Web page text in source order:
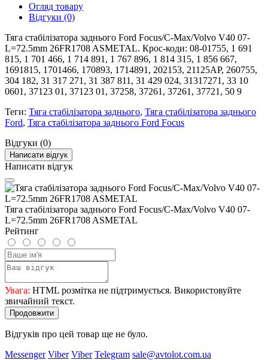
Огляд товару
Відгуки (0)
Тяга стабілізатора заднього Ford Focus/C-Max/Volvo V40 07-
L=72.5mm 26FR1708 ASMETAL. Крос-коди: 08-01755, 1 691
815, 1 701 466, 1 714 891, 1 767 896, 1 814 315, 1 856 667,
1691815, 1701466, 170893, 1714891, 202153, 21125AP, 260755,
304 182, 31 317 271, 31 387 811, 31 429 024, 31317271, 33 10
0601, 37123 01, 37123 01, 37258, 37261, 37261, 37721, 50 9
Теги: Тяга стабілізатора заднього, Тяга стабілізатора заднього
Ford, Тяга стабілізатора заднього Ford Focus
Відгуки (0)
Написати відгук
Написати відгук
Тяга стабілізатора заднього Ford Focus/C-Max/Volvo V40 07-
L=72.5mm 26FR1708 ASMETAL
Рейтинг
Увага: HTML розмітка не підтримується. Використовуйте
звичайний текст.
Продовжити
Відгуків про цей товар ще не було.
Messenger Viber Viber Telegram sale@avtolot.com.ua